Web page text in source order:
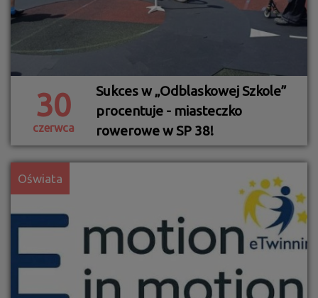
30
czerwca
Sukces w „Odblaskowej Szkole”
procentuje - miasteczko
rowerowe w SP 38!
Oświata